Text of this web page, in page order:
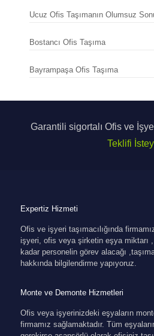
Ucuz Ofis Taşımanın Olumsuz
Bostancı Ofis Taşıma
Bayrampaşa Ofis Taşıma
Garantili sigortalı Ofis ve
Teklifi
Expertiz Hizmeti
Ofis ve işyeri taşımacılığında
işyeri, ofis veya şirketin eşya miktarı ,
kadar personelin görev alacağı
hakkında bilgilendirme yapıyoruz.
Monte ve Demonte Hizmetleri
Ofis veya işyerinizdeki eşyaların
firmamız sağlamaktadır. Tüm